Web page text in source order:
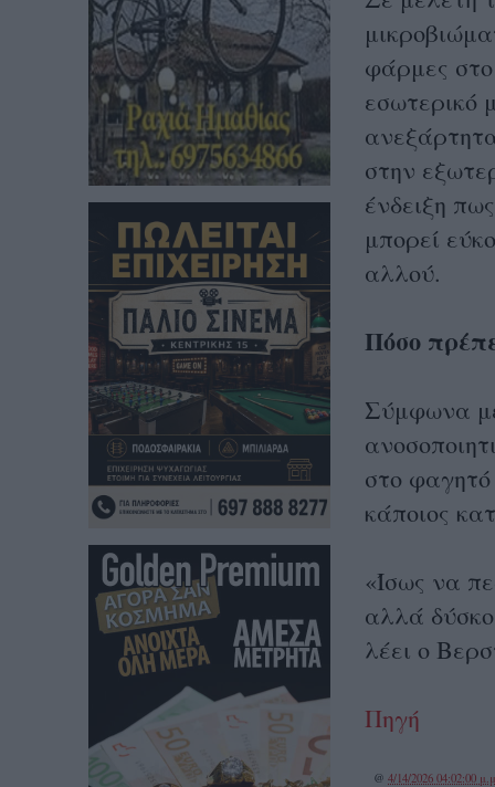
φάρμες
εσωτερικό
στην
ένδειξη
μπορεί
αλλού.
Πόσο
Σύμφωνα
στο
κάποιος
«Ίσως να
αλλά
λέει ο
Πηγή
@ 4/14/2026 04:02:00